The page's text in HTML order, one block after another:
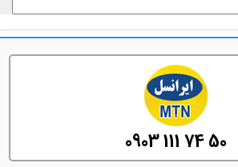
0903 111 74 50